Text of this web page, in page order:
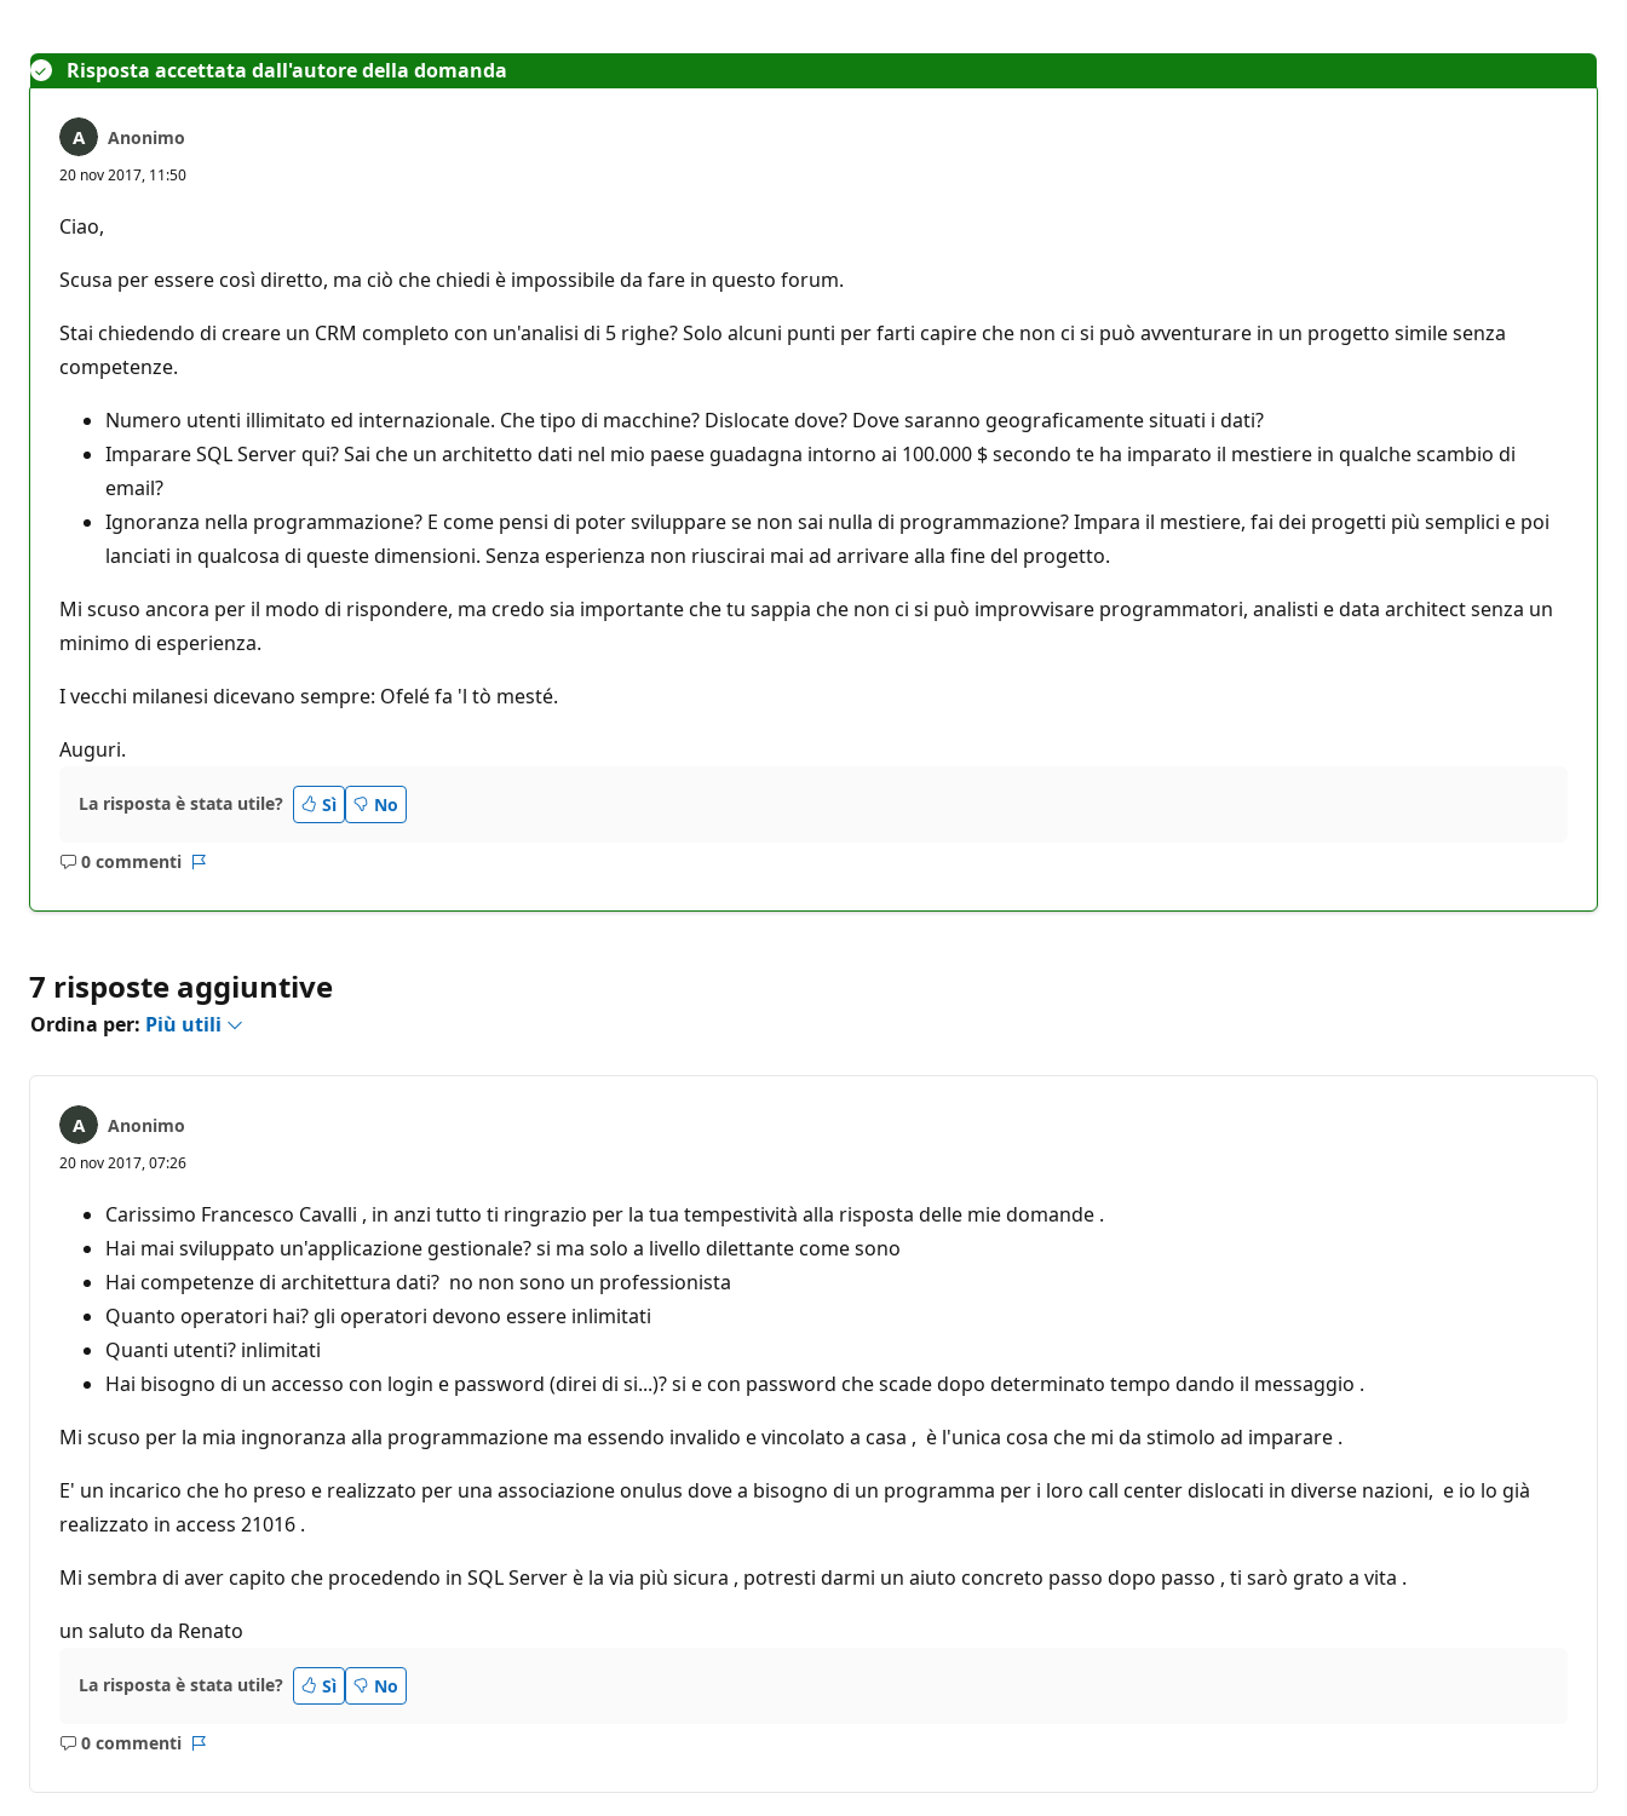
Risposta accettata dall'autore della domanda
Anonimo
20 nov 2017, 11:50
Ciao,
Scusa per essere così diretto, ma ciò che chiedi è impossibile da fare in questo forum.
Stai chiedendo di creare un CRM completo con un'analisi di 5 righe? Solo alcuni punti per farti capire che non ci si può avventurare in un progetto simile senza
competenze.
Numero utenti illimitato ed internazionale. Che tipo di macchine? Dislocate dove? Dove saranno geograficamente situati i dati?
Imparare SQL Server qui? Sai che un architetto dati nel mio paese guadagna intorno ai 100.000 $ secondo te ha imparato il mestiere in qualche scambio di
email?
Ignoranza nella programmazione? E come pensi di poter sviluppare se non sai nulla di programmazione? Impara il mestiere, fai dei progetti più semplici e poi
lanciati in qualcosa di queste dimensioni. Senza esperienza non riuscirai mai ad arrivare alla fine del progetto.
Mi scuso ancora per il modo di rispondere, ma credo sia importante che tu sappia che non ci si può improvvisare programmatori, analisti e data architect senza un
minimo di esperienza.
I vecchi milanesi dicevano sempre: Ofelé fa 'l tò mesté.
Auguri.
La risposta è stata utile? Sì No
0 commenti
Nessun
7 risposte aggiuntive
Ordina per: Più utili
Anonimo
20 nov 2017, 07:26
Carissimo Francesco Cavalli , in anzi tutto ti ringrazio per la tua tempestività alla risposta delle mie domande .
Hai mai sviluppato un'applicazione gestionale? si ma solo a livello dilettante come sono
Hai competenze di architettura dati? no non sono un professionista
Quanto operatori hai? gli operatori devono essere inlimitati
Quanti utenti? inlimitati
Hai bisogno di un accesso con login e password (direi di si...)? si e con password che scade dopo determinato tempo dando il messaggio .
Mi scuso per la mia ingnoranza alla programmazione ma essendo invalido e vincolato a casa , è l'unica cosa che mi da stimolo ad imparare .
E' un incarico che ho preso e realizzato per una associazione onulus dove a bisogno di un programma per i loro call center dislocati in diverse nazioni, e io lo già
realizzato in access 21016 .
Mi sembra di aver capito che procedendo in SQL Server è la via più sicura , potresti darmi un aiuto concreto passo dopo passo , ti sarò grato a vita .
un saluto da Renato
La risposta è stata utile? Sì No
0 commenti
Nessun